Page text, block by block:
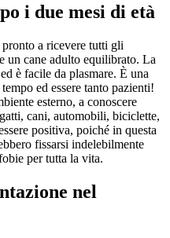
i due mesi di età
a ricevere tutti gli
un cane adulto equilibrato. La
è facile da plasmare. È una
ed essere tanto pazienti!
esterno, a conoscere
cani, automobili, biciclette,
positiva, poiché in questa
fissarsi indelebilmente
per tutta la vita.
nel